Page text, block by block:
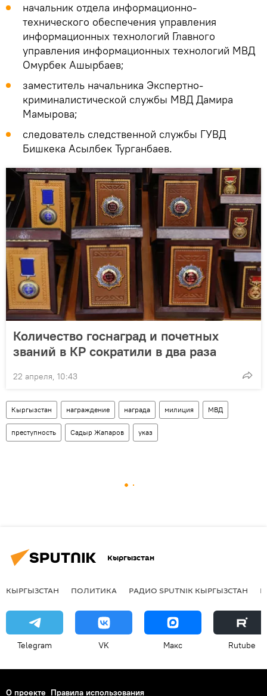
начальник отдела информационно-
технического обеспечения управления
информационных технологий Главного
управления информационных технологий МВД
Омурбек Ашырбаев;
заместитель начальника Экспертно-
криминалистической службы МВД Дамира
Мамырова;
следователь следственной службы ГУВД
Бишкека Асылбек Турганбаев.
Количество госнаград и почетных
званий в КР сократили в два раза
22 апреля, 10:43
Кыргызстан награждение награда милиция МВД
преступность Садыр Жапаров указ
Кыргызстан
КЫРГЫЗСТАН ПОЛИТИКА РАДИО SPUTNIK КЫРГЫЗСТАН
Telegram VK Макс Rutube
О проекте Правила использования